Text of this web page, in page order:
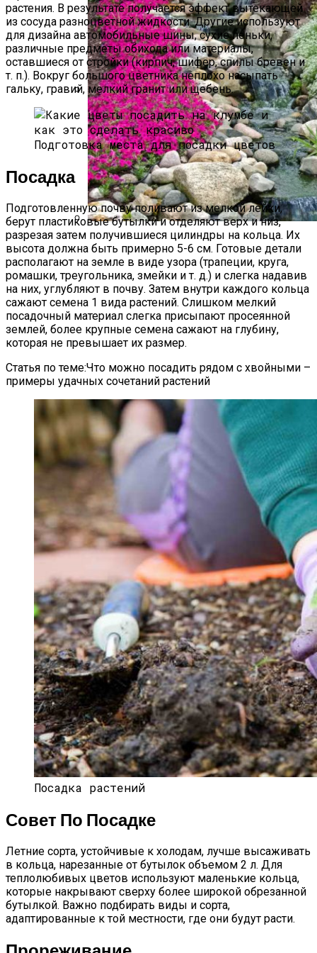
«Скорая Помощь» Для Огурцов:
Профилактика И Лечение Болезней
Альпийская Горка – Как Сделать
Своими Руками Быстро И Просто
растения. В результате получается эффект вытекающей
из сосуда разноцветной жидкости. Другие используют
для дизайна автомобильные шины, сухие пеньки,
различные предметы обихода или материалы,
оставшиеся от стройки (кирпич, шифер, спилы бревен и
т. п.). Вокруг большого цветника неплохо насыпать
гальку, гравий, мелкий гранит или щебень.
Подготовка места для посадки цветов
Посадка
Подготовленную почву поливают из мелкой лейки,
берут пластиковые бутылки и отделяют верх и низ,
разрезая затем получившиеся цилиндры на кольца. Их
высота должна быть примерно 5-6 см. Готовые детали
располагают на земле в виде узора (трапеции, круга,
ромашки, треугольника, змейки и т. д.) и слегка надавив
на них, углубляют в почву. Затем внутри каждого кольца
сажают семена 1 вида растений. Слишком мелкий
посадочный материал слегка присыпают просеянной
землей, более крупные семена сажают на глубину,
которая не превышает их размер.
Статья по теме:Что можно посадить рядом с хвойными –
примеры удачных сочетаний растений
Посадка растений
Совет По Посадке
Летние сорта, устойчивые к холодам, лучше высаживать
в кольца, нарезанные от бутылок объемом 2 л. Для
теплолюбивых цветов используют маленькие кольца,
которые накрывают сверху более широкой обрезанной
бутылкой. Важно подбирать виды и сорта,
адаптированные к той местности, где они будут расти.